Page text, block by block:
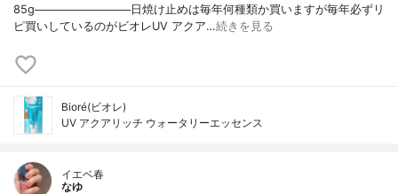
85g────────────日焼け止めは毎年何種類か買いますが毎年必ずリ
ピ買いしているのがビオレUV アクア…続きを見る
Bioré(ビオレ)
UV アクアリッチ ウォータリーエッセンス
イエベ春
なゆ